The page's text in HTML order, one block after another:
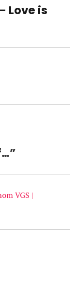
Love is
VGS |